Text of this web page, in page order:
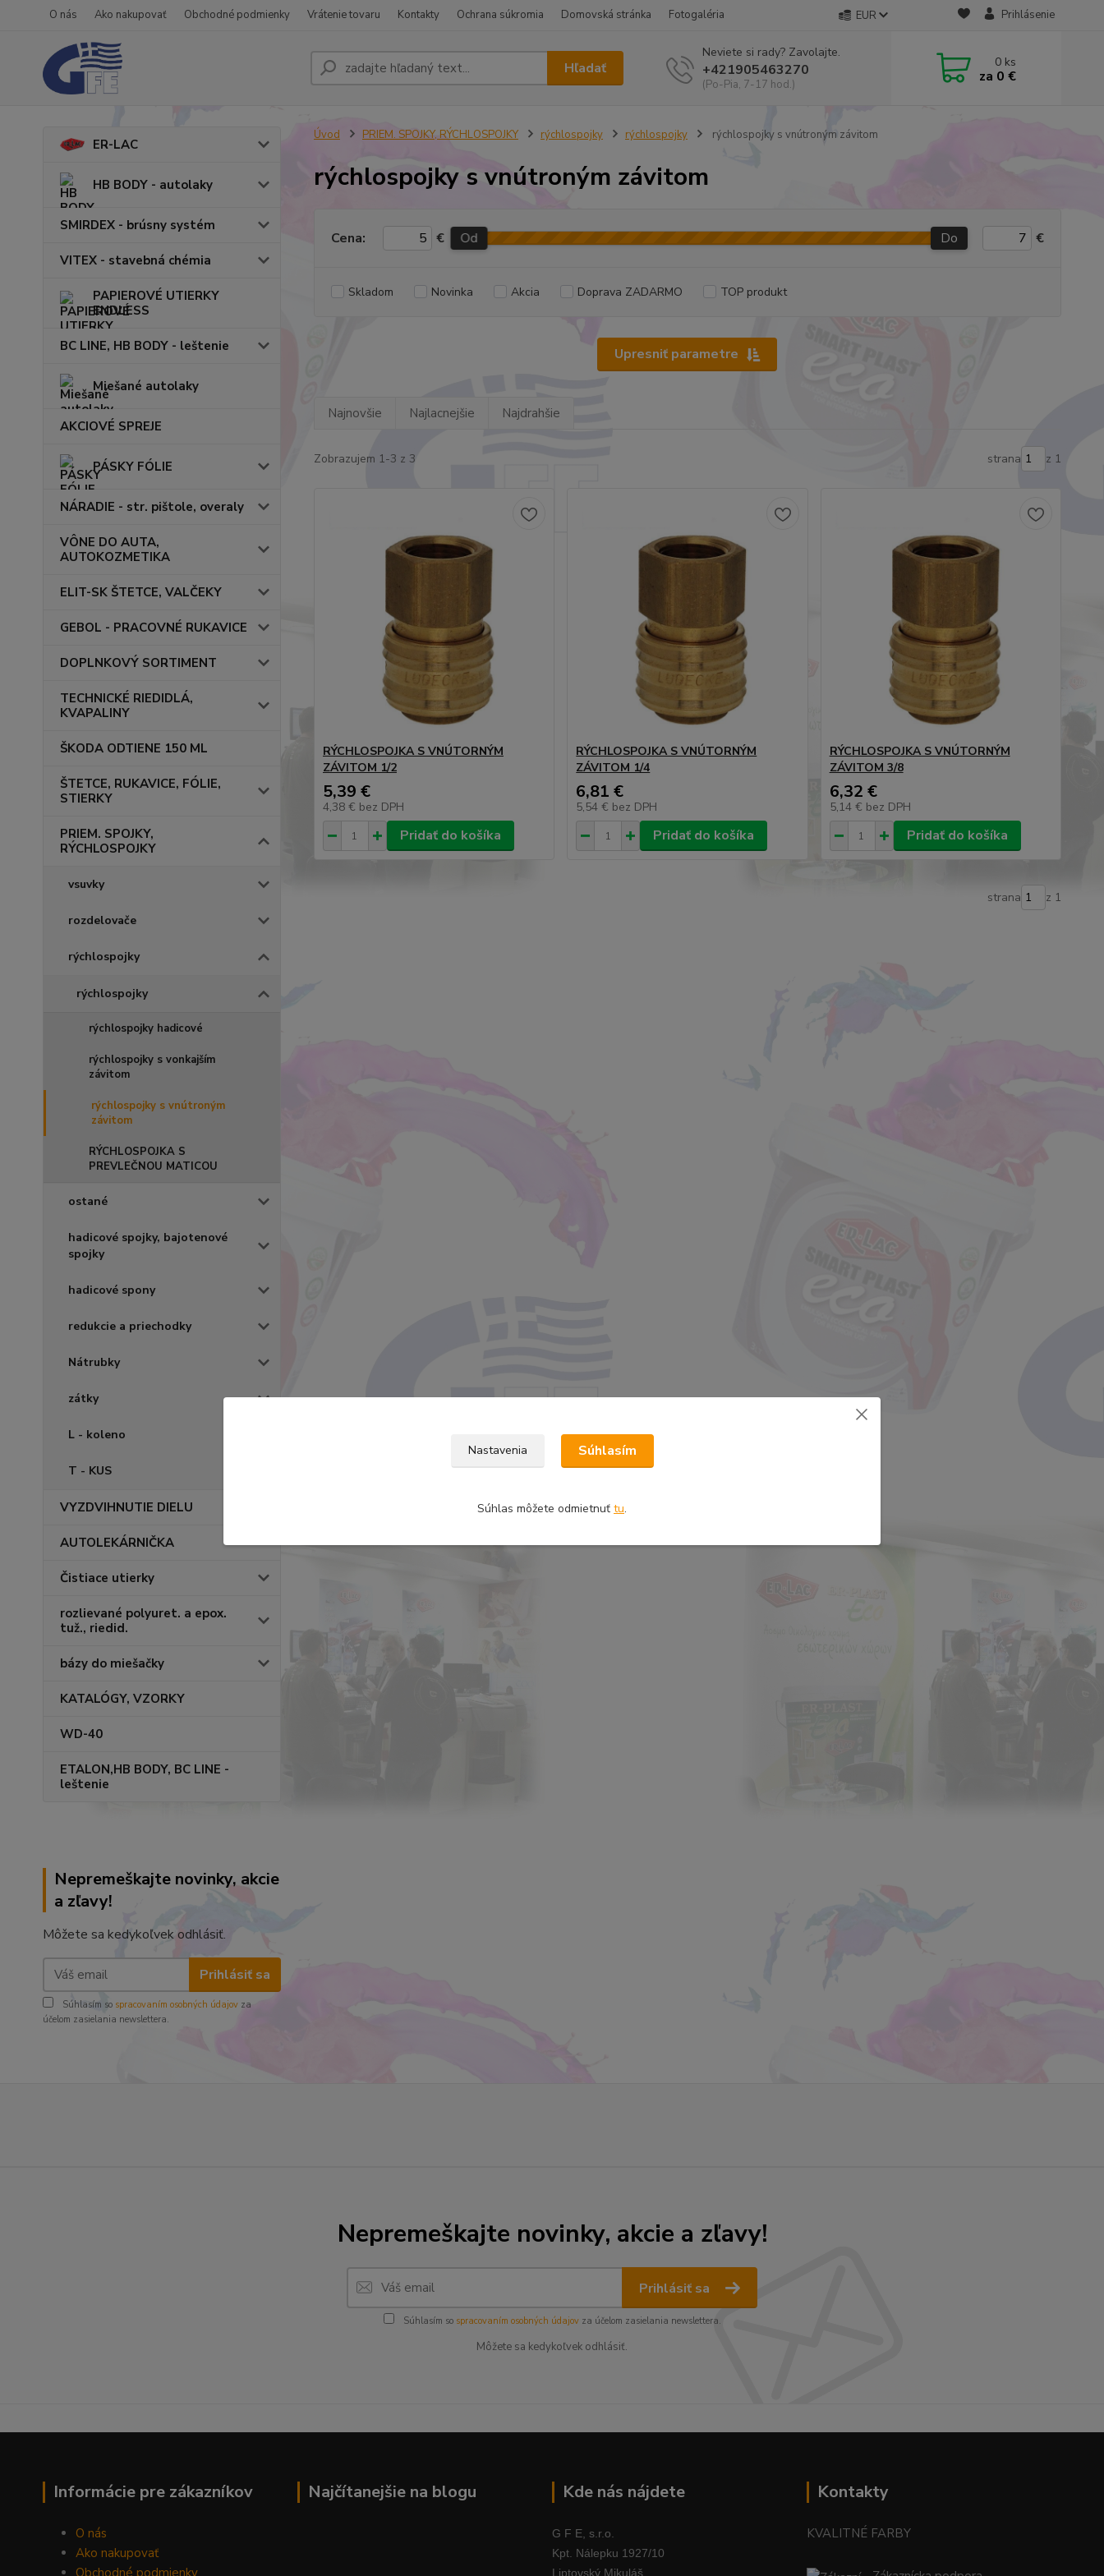
O nás Ako nakupovať Obchodné podmienky Vrátenie tovaru Kontakty Ochrana súkromia Domovská stránka Fotogaléria EUR Prihlásenie
Hľadať
Neviete si rady? Zavolajte.
+421905463270
(Po-Pia, 7-17 hod.)
0 ks
za 0 €
ER-LAC
HB BODY - autolaky
SMIRDEX - brúsny systém
VITEX - stavebná chémia
PAPIEROVÉ UTIERKY
ENDLESS
BC LINE, HB BODY - leštenie
Miešané autolaky
AKCIOVÉ SPREJE
PÁSKY FÓLIE
NÁRADIE - str. pištole, overaly
VÔNE DO AUTA,
AUTOKOZMETIKA
ELIT-SK ŠTETCE, VALČEKY
GEBOL - PRACOVNÉ RUKAVICE
DOPLNKOVÝ SORTIMENT
TECHNICKÉ RIEDIDLÁ,
KVAPALINY
ŠKODA ODTIENE 150 ML
ŠTETCE, RUKAVICE, FÓLIE,
STIERKY
PRIEM. SPOJKY,
RÝCHLOSPOJKY
vsuvky
rozdelovače
rýchlospojky
rýchlospojky
rýchlospojky hadicové
rýchlospojky s vonkajším
závitom
rýchlospojky s vnútroným
závitom
RÝCHLOSPOJKA S
PREVLEČNOU MATICOU
ostané
hadicové spojky, bajotenové
spojky
hadicové spony
redukcie a priechodky
Nátrubky
zátky
L - koleno
T - KUS
VYZDVIHNUTIE DIELU
AUTOLEKÁRNIČKA
Čistiace utierky
rozlievané polyuret. a epox.
tuž., riedid.
bázy do miešačky
KATALÓGY, VZORKY
WD-40
ETALON,HB BODY, BC LINE -
leštenie
Nepremeškajte novinky, akcie
a zľavy!
Môžete sa kedykoľvek odhlásiť.
Prihlásiť sa
Súhlasím so spracovaním osobných údajov za
účelom zasielania newslettera.
Úvod PRIEM. SPOJKY, RÝCHLOSPOJKY rýchlospojky rýchlospojky rýchlospojky s vnútroným závitom
rýchlospojky s vnútroným závitom
Upresniť parametre
Cena: € Od Do €
Skladom Novinka Akcia Doprava ZADARMO TOP produkt
Najnovšie Najlacnejšie Najdrahšie
Zobrazujem 1-3 z 3 strana z 1
RÝCHLOSPOJKA S VNÚTORNÝM
ZÁVITOM 1/2
5,39 €
4,38 € bez DPH
Pridať do košíka
RÝCHLOSPOJKA S VNÚTORNÝM
ZÁVITOM 1/4
6,81 €
5,54 € bez DPH
Pridať do košíka
RÝCHLOSPOJKA S VNÚTORNÝM
ZÁVITOM 3/8
6,32 €
5,14 € bez DPH
Pridať do košíka
strana z 1
Nepremeškajte novinky, akcie a zľavy!
Prihlásiť sa
Súhlasím so spracovaním osobných údajovza účelom zasielania newslettera.
Môžete sa kedykoľvek odhlásiť.
Informácie pre zákazníkov
O nás
Ako nakupovať
Obchodné podmienky
Najčítanejšie na blogu Kde nás nájdete
G F E, s.r.o.
Kpt. Nálepku 1927/10
Liptovský Mikuláš
Kontakty
KVALITNÉ FARBY
Nastavenia Súhlasím
Súhlas môžete odmietnuť tu.